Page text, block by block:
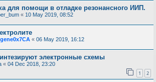
для помощи в отладке резонансного ИИП.
« 10 May 2019, 08:52
« 06 May 2019, 16:12
электронные схемы
« 04 Dec 2018, 23:20
1 2